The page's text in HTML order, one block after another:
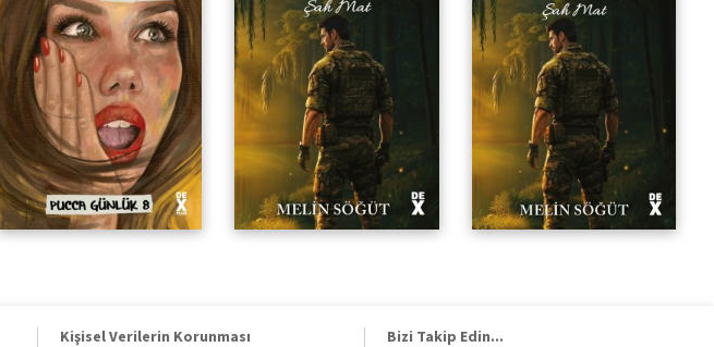
Kişisel Verilerin Korunması
Bizi Takip Edin...